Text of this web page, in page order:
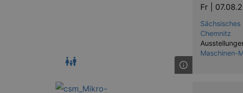
Fr |
Chemnitz
Maschinen-